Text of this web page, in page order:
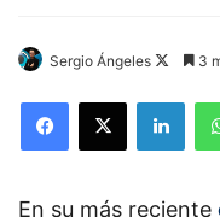
Sergio Ángeles
l
w
3
En su más reciente